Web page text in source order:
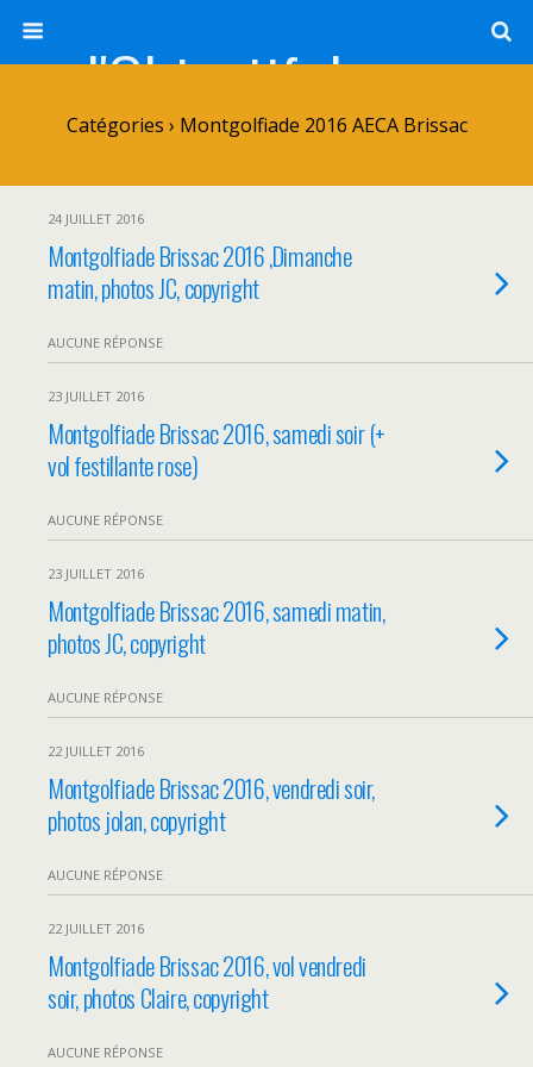
l'Objectif de Clairette
Catégories › Montgolfiade 2016 AECA Brissac
24 JUILLET 2016
Montgolfiade Brissac 2016 ,Dimanche
matin, photos JC, copyright
AUCUNE RÉPONSE
23 JUILLET 2016
Montgolfiade Brissac 2016, samedi soir (+
vol festillante rose)
AUCUNE RÉPONSE
23 JUILLET 2016
Montgolfiade Brissac 2016, samedi matin,
photos JC, copyright
AUCUNE RÉPONSE
22 JUILLET 2016
Montgolfiade Brissac 2016, vendredi soir,
photos jolan, copyright
AUCUNE RÉPONSE
22 JUILLET 2016
Montgolfiade Brissac 2016, vol vendredi
soir, photos Claire, copyright
AUCUNE RÉPONSE